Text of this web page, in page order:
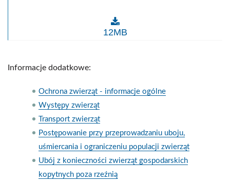
Zapobieganie obcinaniu ogonków u prosiąt
12MB
Informacje dodatkowe:
Ochrona zwierząt - informacje ogólne
Występy zwierząt
Transport zwierząt
Postępowanie przy przeprowadzaniu uboju,
uśmiercania i ograniczeniu populacji zwierząt
Ubój z konieczności zwierząt gospodarskich
kopytnych poza rzeźnią